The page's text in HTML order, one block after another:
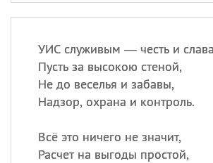
УИС служивым — честь и
Пусть за высокою стеной,
Не до веселья и забавы,
Надзор, охрана и контроль.
Всё это ничего не значит,
Расчет на выгоды простой,